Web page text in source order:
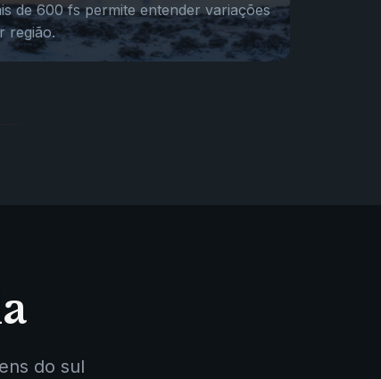
de 600 fs permite entender variações
região.
do sul